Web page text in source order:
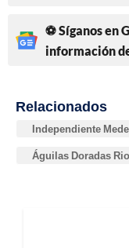
⚽ Síganos en
información
Relacionados
Independiente
Águilas Doradas